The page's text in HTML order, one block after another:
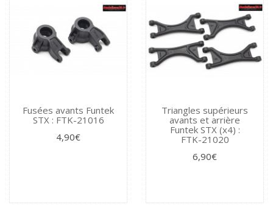
Fusées avants Funtek
STX : FTK-21016
4,90€
Triangles supérieurs
avants et arrière
Funtek STX (x4) :
FTK-21020
6,90€